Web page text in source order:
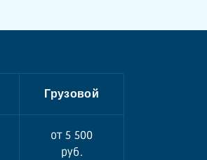
Грузовой
от 5 500
руб.